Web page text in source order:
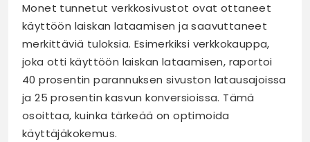
Monet tunnetut verkkosivustot ovat ottaneet
käyttöön laiskan lataamisen ja saavuttaneet
merkittäviä tuloksia. Esimerkiksi verkkokauppa,
joka otti käyttöön laiskan lataamisen, raportoi
40 prosentin parannuksen sivuston latausajoissa
ja 25 prosentin kasvun konversioissa. Tämä
osoittaa, kuinka tärkeää on optimoida
käyttäjäkokemus.